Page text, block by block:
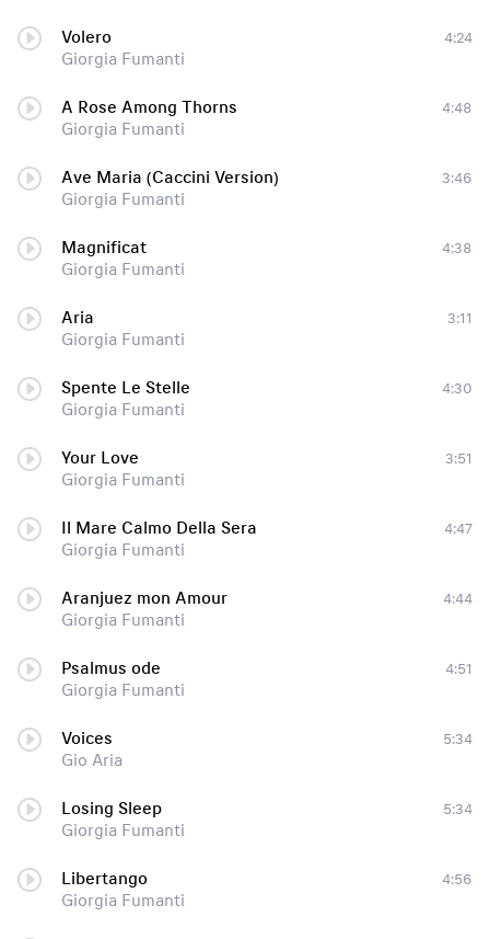
Volero
Giorgia Fumanti
4:24
A Rose Among Thorns
Giorgia Fumanti
4:48
Ave Maria (Caccini Version)
Giorgia Fumanti
3:46
Magnificat
Giorgia Fumanti
4:38
Aria
Giorgia Fumanti
3:11
Spente Le Stelle
Giorgia Fumanti
4:30
Your Love
Giorgia Fumanti
3:51
Il Mare Calmo Della Sera
Giorgia Fumanti
4:47
Aranjuez mon Amour
Giorgia Fumanti
4:44
Psalmus ode
Giorgia Fumanti
4:51
Voices
Gio Aria
5:34
Losing Sleep
Giorgia Fumanti
5:34
Libertango
Giorgia Fumanti
4:56